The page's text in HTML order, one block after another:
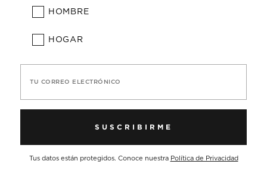
HOMBRE
HOGAR
TU CORREO ELECTRÓNICO
SUSCRIBIRME
Tus datos están protegidos. Conoce nuestra Política de Privacidad